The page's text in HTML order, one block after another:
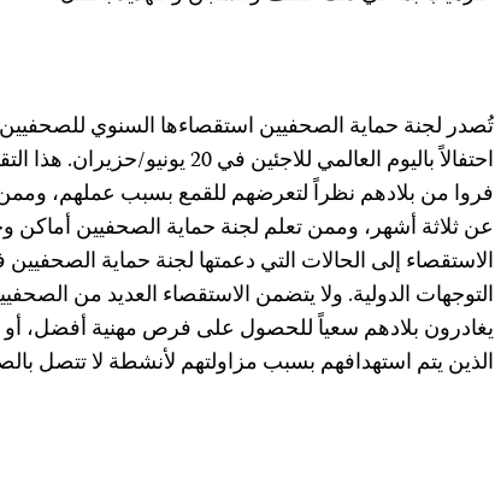
تُصدر لجنة حماية الصحفيين استقصاءها السنوي
احتفالاً باليوم العالمي للاجئين
فروا من بلادهم نظراً لتعرضهم للقمع بسبب عملهم،
عن ثلاثة أشهر، وممن تعلم لجنة حماية الصحفيين أماكن
الاستقصاء إلى الحالات التي دعمتها لجنة حماية
التوجهات الدولية. ولا يتضمن الاستقصاء العديد من
يغادرون بلادهم سعياً للحصول على فرص مهنية أفضل،
الذين يتم استهدافهم بسبب مزاولتهم لأنشطة لا تتصل